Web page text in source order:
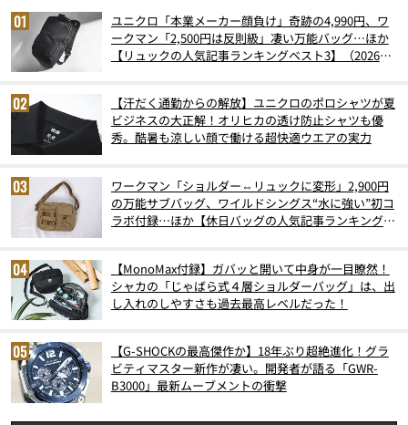
ユニクロ「本業メーカー顔負け」奇跡の4,990円、ワ
ークマン「2,500円は反則級」凄い万能バッグ…ほか
【リュックの人気記事ランキングベスト3】（2026年
【汗だく通勤からの解放】ユニクロのポロシャツが夏
ビジネスの大正解！オリヒカの透け防止シャツも優
秀。酷暑も涼しい顔で働ける超快適ウエアの実力
ワークマン「ショルダー⇔リュックに変形」2,900円
の万能サブバッグ、ワイルドシングス“水に強い”初コ
ラボ付録…ほか【休日バッグの人気記事ランキングベ
【MonoMax付録】ガバッと開いて中身が一目瞭然！
シャカの「じゃばら式４層ショルダーバッグ」は、出
し入れのしやすさも過去最高レベルだった！
【G-SHOCKの最高傑作か】18年ぶり超絶進化！グラ
ビティマスター新作が凄い。開発者が語る「GWR-
B3000」最新ムーブメントの衝撃